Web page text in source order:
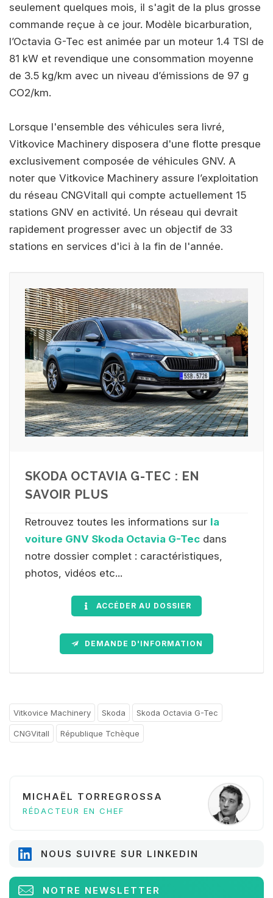
seulement quelques mois, il s'agit de la plus grosse
commande reçue à ce jour. Modèle bicarburation,
l’Octavia G-Tec est animée par un moteur 1.4 TSI de
81 kW et revendique une consommation moyenne
de 3.5 kg/km avec un niveau d’émissions de 97 g
CO2/km.
Lorsque l'ensemble des véhicules sera livré,
Vitkovice Machinery disposera d'une flotte presque
exclusivement composée de véhicules GNV. A
noter que Vitkovice Machinery assure l’exploitation
du réseau CNGVitall qui compte actuellement 15
stations GNV en activité. Un réseau qui devrait
rapidement progresser avec un objectif de 33
stations en services d'ici à la fin de l'année.
SKODA OCTAVIA G-TEC : EN
SAVOIR PLUS
Retrouvez toutes les informations sur la
voiture GNV Skoda Octavia G-Tec dans
notre dossier complet : caractéristiques,
photos, vidéos etc...
ACCÉDER AU DOSSIER
DEMANDE D'INFORMATION
Vitkovice Machinery Skoda Skoda Octavia G-Tec
CNGVitall République Tchèque
MICHAËL TORREGROSSA
RÉDACTEUR EN CHEF
NOUS SUIVRE SUR LINKEDIN
NOTRE NEWSLETTER